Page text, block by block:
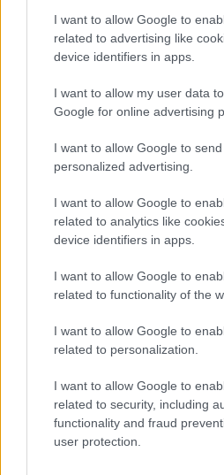
I want to allow Google to
related to advertising like
device identifiers in apps.
I want to allow my user data
Google for online advertising
I want to allow Google to
personalized advertising.
I want to allow Google to
related to analytics like
device identifiers in apps.
I want to allow Google to
related to functionality of the
I want to allow Google to
related to personalization.
I want to allow Google to
related to security, including
functionality and fraud
user protection.
Cinque libri da
l’ombrellone
essere Proust
Da Franchini a Scarpa, dal
conformista: letture vere,
catechismo da spiaggia
9 Agosto 2026, 15:04